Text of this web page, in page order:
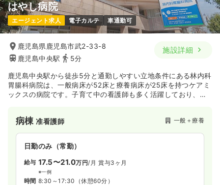
はやし病院
エージェント求人 電子カルテ 車通勤可
鹿児島県鹿児島市武2-33-8
鹿児島中央駅
5分
施設詳細
鹿児島中央駅から徒歩5分と通勤しやすい立地条件にある林内科
胃腸科病院は、一般病床が52床と療養病床が25床を持つケアミ
ックスの病院です。子育て中の看護師も多く活躍しており、お
病棟准看護師 一般＋療養
日勤のみ（常勤）
給与 17.5〜21.0万円/月 賞与3ヶ月
※一例
時間 8:30～17:30 （休憩60分）